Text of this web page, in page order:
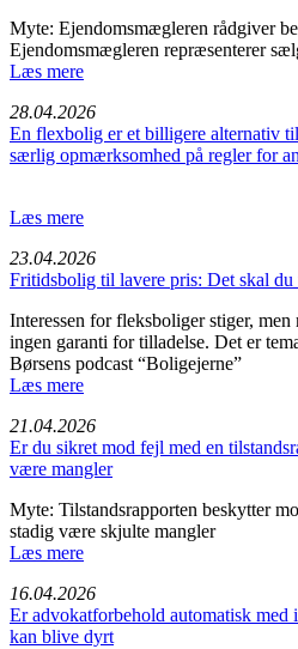
Myte: Ejendomsmægleren rådgiver
Ejendomsmægleren repræsenterer
Læs mere
28.04.2026
En flexbolig er et billigere alternativ
særlig opmærksomhed på regler for
Læs mere
23.04.2026
Fritids­bolig til lavere pris: Det skal
Interessen for fleksboliger stiger, men
ingen garanti for tilladelse. Det er
Børsens podcast “Boligejerne”
Læs mere
21.04.2026
Er du sikret mod fejl med en
være mangler
Myte: Tilstandsrapporten beskytter
stadig være skjulte mangler
Læs mere
16.04.2026
Er advokatforbehold automatisk med
kan blive dyrt